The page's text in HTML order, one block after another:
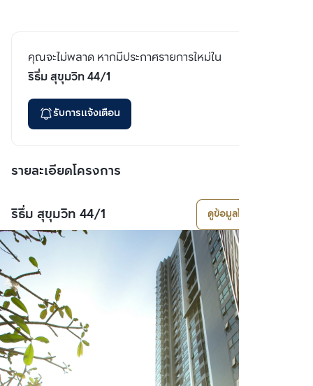
คุณจะไม่พลาด หากมีประกาศรายการใหม่ใน
ริธึ่ม สุขุมวิท 44/1
รับการแจ้งเตือน
รายละเอียดโครงการ
ริธึ่ม สุขุมวิท 44/1 ดูข้อมูลโครงการ